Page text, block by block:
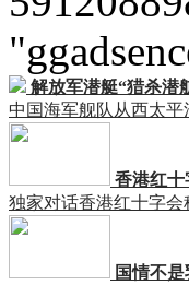
解放军潜艇“猎杀潜
中国海军舰队从西太
香港红十
独家对话香港红十字会
国情不